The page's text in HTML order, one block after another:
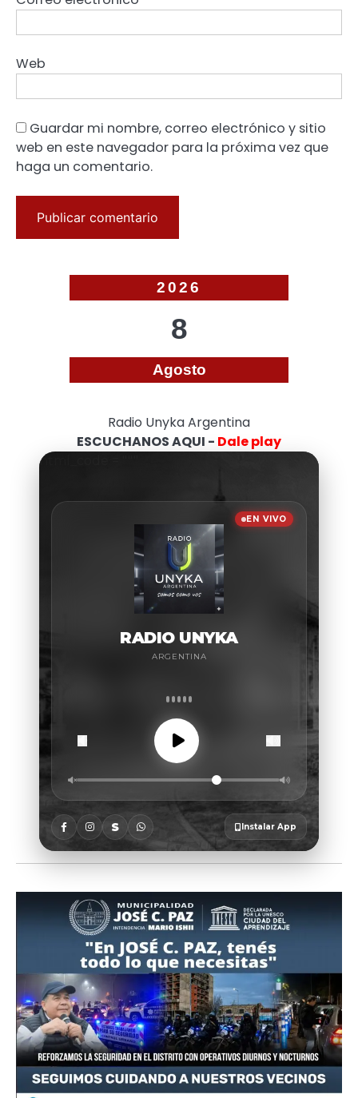
Web
Guardar mi nombre, correo electrónico y sitio
web en este navegador para la próxima vez que
haga un comentario.
2026
8
Agosto
Radio Unyka Argentina
ESCUCHANOS AQUI - Dale play